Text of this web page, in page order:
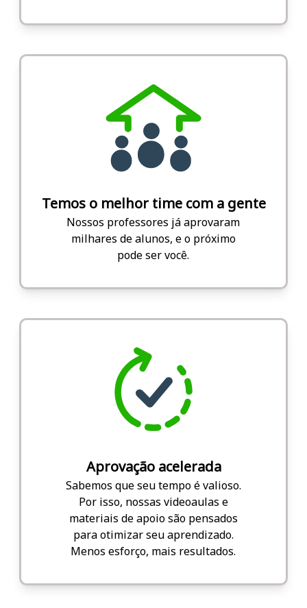
Temos o melhor time com a gente
Nossos professores já aprovaram
milhares de alunos, e o próximo
pode ser você.
Aprovação acelerada
Sabemos que seu tempo é valioso.
Por isso, nossas videoaulas e
materiais de apoio são pensados
para otimizar seu aprendizado.
Menos esforço, mais resultados.